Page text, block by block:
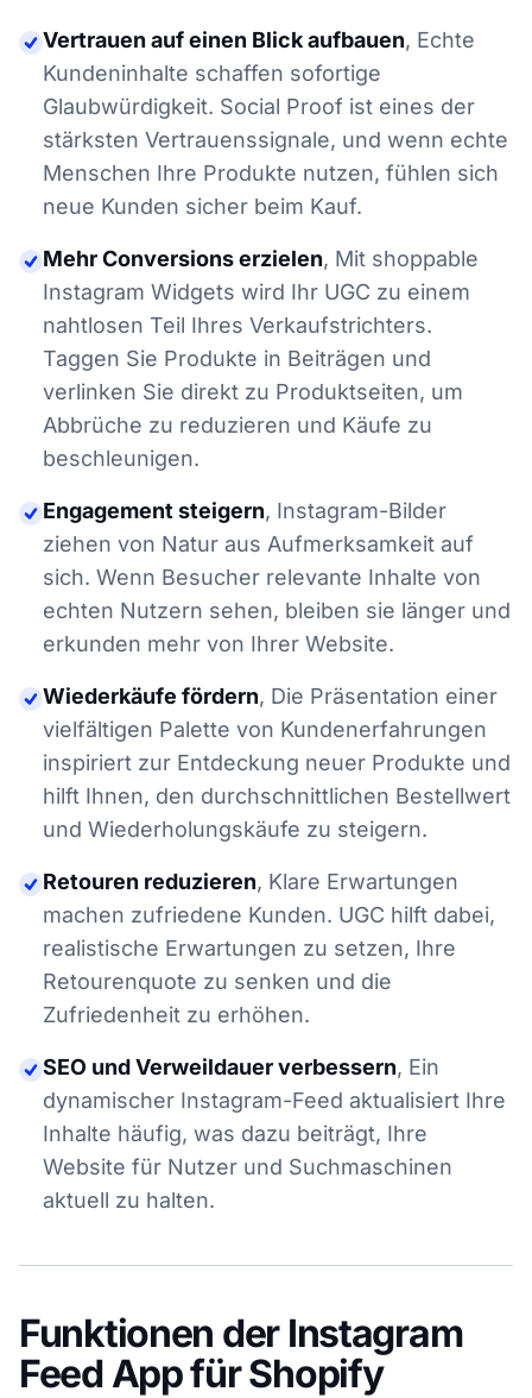
Vertrauen auf einen Blick aufbauen, Echte
Kundeninhalte schaffen sofortige
Glaubwürdigkeit. Social Proof ist eines der
stärksten Vertrauenssignale, und wenn echte
Menschen Ihre Produkte nutzen, fühlen sich
neue Kunden sicher beim Kauf.
Mehr Conversions erzielen, Mit shoppable
Instagram Widgets wird Ihr UGC zu einem
nahtlosen Teil Ihres Verkaufstrichters.
Taggen Sie Produkte in Beiträgen und
verlinken Sie direkt zu Produktseiten, um
Abbrüche zu reduzieren und Käufe zu
beschleunigen.
Engagement steigern, Instagram-Bilder
ziehen von Natur aus Aufmerksamkeit auf
sich. Wenn Besucher relevante Inhalte von
echten Nutzern sehen, bleiben sie länger und
erkunden mehr von Ihrer Website.
Wiederkäufe fördern, Die Präsentation einer
vielfältigen Palette von Kundenerfahrungen
inspiriert zur Entdeckung neuer Produkte und
hilft Ihnen, den durchschnittlichen Bestellwert
und Wiederholungskäufe zu steigern.
Retouren reduzieren, Klare Erwartungen
machen zufriedene Kunden. UGC hilft dabei,
realistische Erwartungen zu setzen, Ihre
Retourenquote zu senken und die
Zufriedenheit zu erhöhen.
SEO und Verweildauer verbessern, Ein
dynamischer Instagram-Feed aktualisiert Ihre
Inhalte häufig, was dazu beiträgt, Ihre
Website für Nutzer und Suchmaschinen
aktuell zu halten.
Funktionen der Instagram
Feed App für Shopify